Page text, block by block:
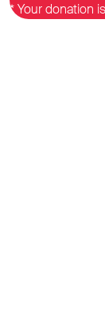
* Your donation